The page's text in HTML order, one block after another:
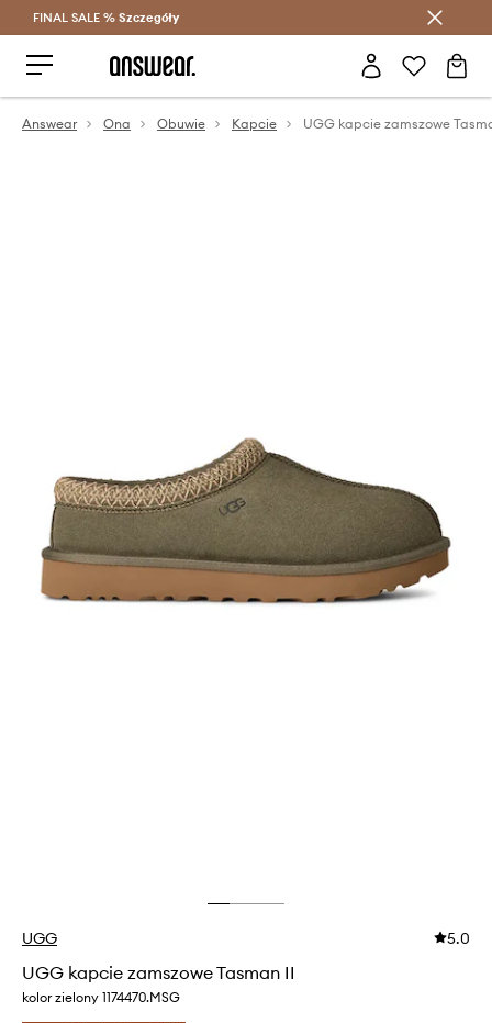
Oszczędzaj z Answear Club >
FINAL SALE % Szczegóły
Answear Ona Obuwie Kapcie UGG kapcie zamszowe
UGG 5.0
UGG kapcie zamszowe Tasman II
kolor zielony 1174470.MSG